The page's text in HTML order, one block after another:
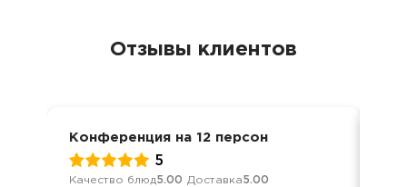
Отзывы клиентов
Конференция на 12 персон
5
Качество блюд5.00 Доставка5.00